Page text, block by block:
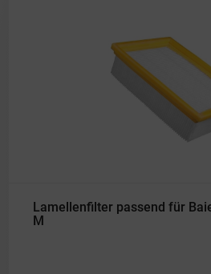
Lamellenfilter passend für
M